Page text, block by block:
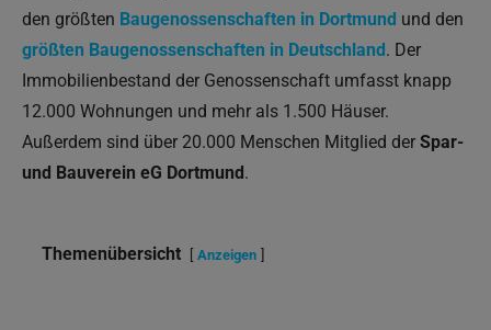
den größten Baugenossenschaften in Dortmund und den
größten Baugenossenschaften in Deutschland. Der
Immobilienbestand der Genossenschaft umfasst knapp
12.000 Wohnungen und mehr als 1.500 Häuser.
Außerdem sind über 20.000 Menschen Mitglied der Spar-
und Bauverein eG Dortmund.
Themenübersicht Anzeigen